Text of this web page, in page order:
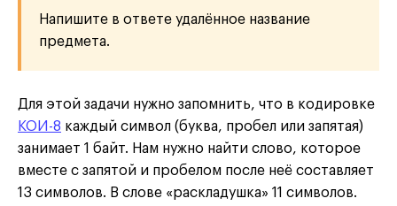
Напишите в ответе удалённое название
предмета.
Для этой задачи нужно запомнить, что в кодировке
КОИ-8 каждый символ (буква, пробел или запятая)
занимает 1 байт. Нам нужно найти слово, которое
вместе с запятой и пробелом после неё составляет
13 символов. В слове «раскладушка» 11 символов.